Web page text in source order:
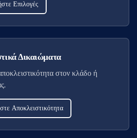
Επιλογές
Δικαιώματα
στον κλάδο ή
Αποκλειστικότητα